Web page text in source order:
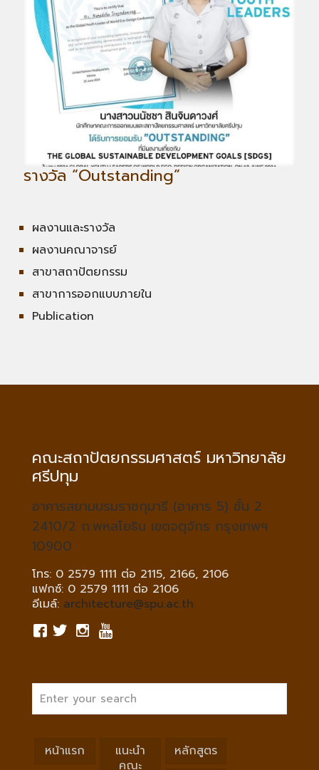
รางวัล “Outstanding”
ผลงานและรางวัล
ผลงานคณาจารย์
สาขาสถาปัตยกรรม
สาขาการออกแบบภายใน
Publication
คณะสถาปัตยกรรมศาสตร์ มหาวิทยาลัย
ศรีปทุม
อาคารสยามบรมราชกุมารี (อาคาร 5) ชั้น 2
2410/2 ถ.พหลโยธิน เขตจตุจักร กรุงเทพฯ
10900
โทร: 0 2579 1111 ต่อ 2115, 2166, 2106
แฟกซ์: 0 2579 1111 ต่อ 2106
อีเมล์: architecture@spu.ac.th
หน้าแรก
แนะนำ
คณะ
หลักสูตร